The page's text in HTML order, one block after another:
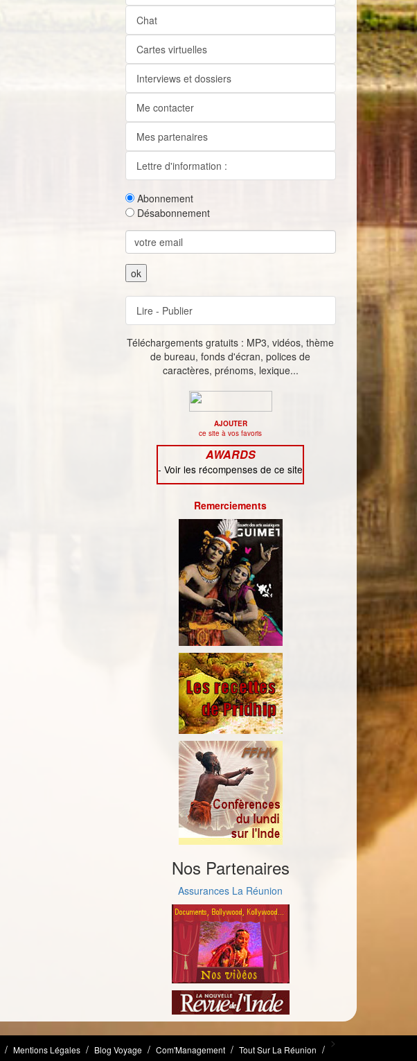
Chat
Cartes virtuelles
Interviews et dossiers
Me contacter
Mes partenaires
Lettre d'information :
Abonnement
Désabonnement
Lire - Publier
Téléchargements gratuits : MP3, vidéos, thème
de bureau, fonds d'écran, polices de
caractères, prénoms, lexique...
AJOUTER
ce site à vos favoris
AWARDS
-Voir les récompenses de ce site
Remerciements
Nos Partenaires
Assurances La Réunion
>
Mentions Légales Blog Voyage Com'Management Tout Sur La Réunion